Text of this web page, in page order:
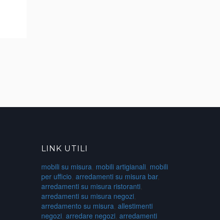
LINK UTILI
mobili su misura, mobili artigianali, mobili
per ufficio arredamenti su misura bar,
arredamenti su misura ristoranti,
arredamenti su misura negozi,
arredamento su misura, allestimenti
negozi, arredare negozi, arredamenti